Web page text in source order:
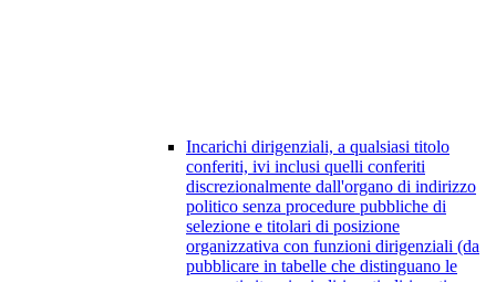
Incarichi dirigenziali, a qualsiasi titolo
conferiti, ivi inclusi quelli conferiti
discrezionalmente dall'organo di indirizzo
politico senza procedure pubbliche di
selezione e titolari di posizione
organizzativa con funzioni dirigenziali (da
pubblicare in tabelle che distinguano le